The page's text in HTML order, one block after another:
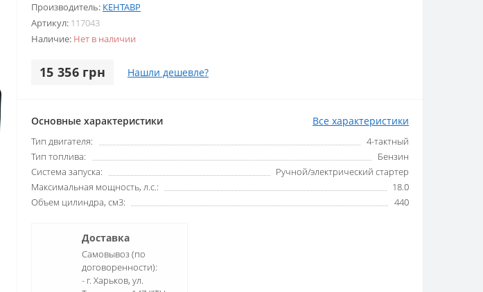
Производитель: КЕНТАВР
Артикул: 117043
Наличие: Нет в наличии
15 356 грн Нашли дешевле?
Основные характеристики Все характеристики
Тип двигателя:
4-тактный
Тип топлива:
Бензин
Система запуска:
Ручной/электрический стартер
Максимальная мощность, л.с.:
18.0
Объем цилиндра, см3:
440
Доставка
Самовывоз (по
договоренности):
- г. Харьков, ул.